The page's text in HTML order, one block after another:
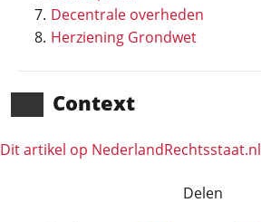
Decentrale overheden
Herziening Grondwet
Context
Dit artikel op NederlandRechts­staat.nl
Delen